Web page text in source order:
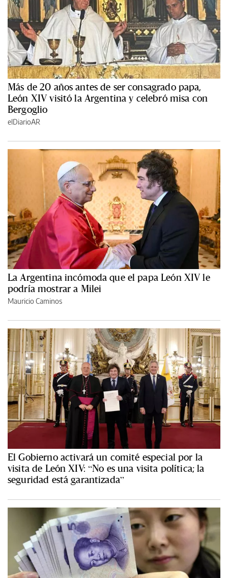
Más de 20 años antes de ser consagrado papa,
León XIV visitó la Argentina y celebró misa con
Bergoglio
elDiarioAR
La Argentina incómoda que el papa León XIV le
podría mostrar a Milei
Mauricio Caminos
El Gobierno activará un comité especial por la
visita de León XIV: “No es una visita política; la
seguridad está garantizada”